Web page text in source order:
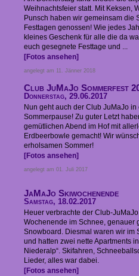
Weihnachtsfeier statt. Mit Keksen,
Punsch haben wir gemeinsam die
Festtagen genossen! Wie jedes
kleines Geschenk für alle die da
euch gesegnete Festtage und ...
[Fotos ansehen]
angelegt am 11. Jänner 2018
Club JuMaJo Sommerfest
Donnerstag, 29.06.2017
Nun geht auch der Club JuMaJo
Sommerpause! Zu guter Letzt
gemütlichen Abend im Hof mit
Erdbeerbowle gemacht! Wir
erholsamen Sommer!
[Fotos ansehen]
angelegt am 01. Juli 2017
JaMaJo Skiwochenende
Samstag, 18.02.2017
Heuer verbrachte der Club-
Wochenende im Schnee, genauer
Snowboard. Diesmal waren wir im
und hatten zwei nette Apartments
Niederalp“. Skifahren,
Lieder, alles war dabei.
[Fotos ansehen]